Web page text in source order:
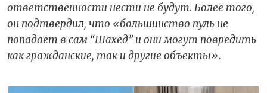
ответственности нести не будут. Более того,
он подтвердил, что «большинство пуль не
попадает в сам “Шахед” и они могут повредить
как гражданские, так и другие объекты».